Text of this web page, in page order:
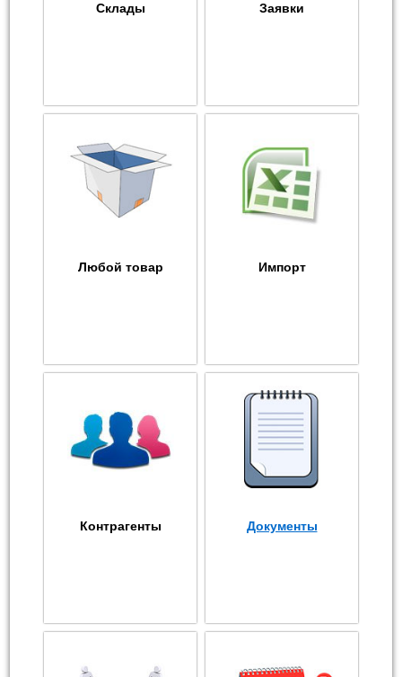
Склады Заявки
Любой товар Импорт
Контрагенты Документы